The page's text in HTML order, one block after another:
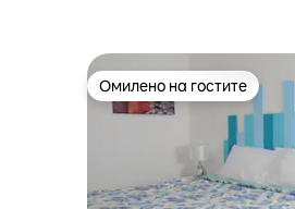
Омилено на гостите
Омилено на гостите